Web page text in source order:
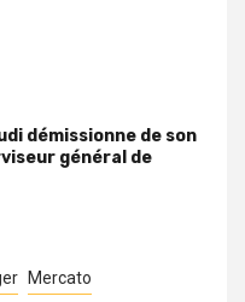
démissionne de son
général de
Mercato